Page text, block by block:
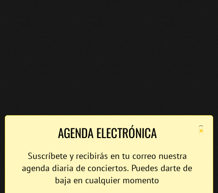
×
AGENDA ELECTRÓNICA
Suscríbete y recibirás en tu correo nuestra
agenda diaria de conciertos. Puedes darte de
baja en cualquier momento